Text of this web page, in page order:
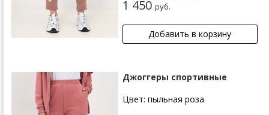
1 450 руб.
Джоггеры спортивные
Цвет: пыльная роза